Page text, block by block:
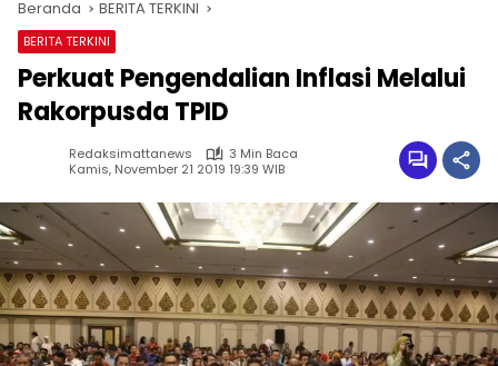
Beranda BERITA TERKINI
BERITA TERKINI
Perkuat Pengendalian Inflasi Melalui
Rakorpusda TPID
Redaksimattanews
3 Min Baca
Kamis, November 21 2019 19:39 WIB